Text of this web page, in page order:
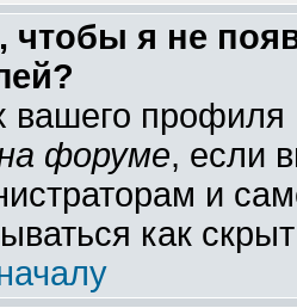
чтобы я не
вашего
форуме, если
и
как